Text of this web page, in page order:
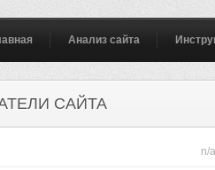
Анализ сайта
САЙТА
n/a